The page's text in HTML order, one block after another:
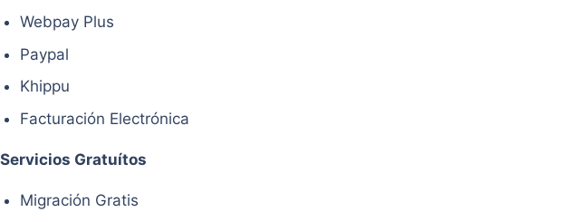
Webpay Plus
Paypal
Khippu
Facturación Electrónica
Servicios Gratuítos
Migración Gratis